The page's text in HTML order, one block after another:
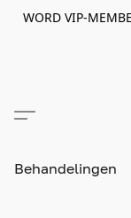
WORD VIP-
Behandelingen